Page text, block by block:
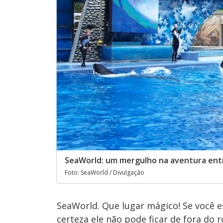
SeaWorld: um mergulho na aventura
Foto: SeaWorld / Divulgação
SeaWorld. Que lugar mágico! Se
certeza ele não pode ficar de fora do